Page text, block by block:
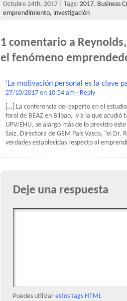
Octubre 24th, 2017 | Tags: 2017, Business
emprendimiento, investigación
1 comentario a
el fenómeno
‘La motivación personal es la clave
27/10/2017 en 10:54 am · Reply
[…] La conferencia del experto en el
foral de BEAZ en Bilbao, y a la que acudió
UPV/EHU, se alargó más de lo previsto
Saiz, Directora de GEM País Vasco, “el
verdades establecidas respecto al
Deje una respuesta
Puedes utilizar estos tags HTML